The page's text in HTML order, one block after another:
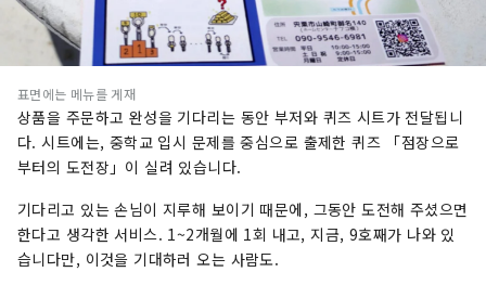
표면에는 메뉴를 게재
상품을 주문하고 완성을 기다리는 동안 부저와 퀴즈 시트가 전달됩니
다. 시트에는, 중학교 입시 문제를 중심으로 출제한 퀴즈 「점장으로
부터의 도전장」이 실려 있습니다.
기다리고 있는 손님이 지루해 보이기 때문에, 그동안 도전해 주셨으면
한다고 생각한 서비스. 1~2개월에 1회 내고, 지금, 9호째가 나와 있
습니다만, 이것을 기대하러 오는 사람도.